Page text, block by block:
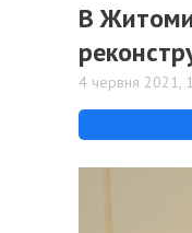
В
4 червня 2021,